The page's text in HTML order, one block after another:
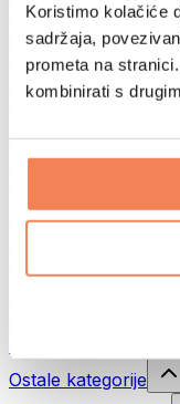
Koristimo kolačiće
sadržaja,
prometa na
kombinirati s
Biciklizam
Joga i pilates
Kupanje hladnom
Plivanje
Planinarenje
Biohacking
Terapija crvenim
Eko kućanstvo
Ostale kategorije